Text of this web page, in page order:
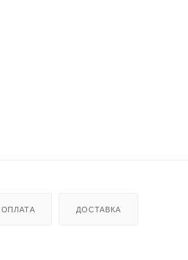
ОПЛАТА ДОСТАВКА